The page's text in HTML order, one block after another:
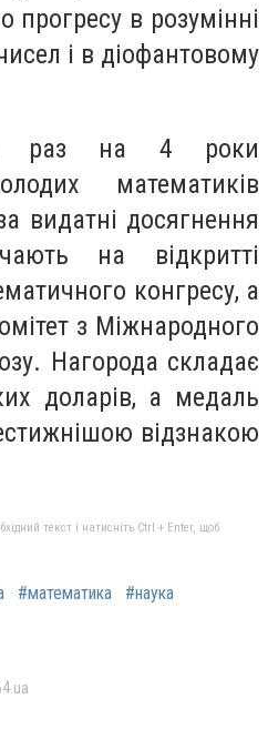
прогресу в розумінні
і в діофантовому
раз на 4 роки
математиків
видатні досягнення
на відкритті
конгресу, а
з Міжнародного
Нагорода складає
доларів, а медаль
відзнакою
текст і натисніть Ctrl + Enter, щоб
#математика
#наука